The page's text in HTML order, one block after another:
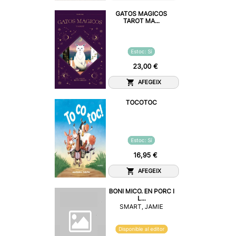
GATOS MAGICOS
TAROT MA...
Estoc: Sí
23,00 €
AFEGEIX
TOCOTOC
Estoc: Sí
16,95 €
AFEGEIX
BONI MICO. EN PORC I
L...
SMART, JAMIE
Disponible al editor